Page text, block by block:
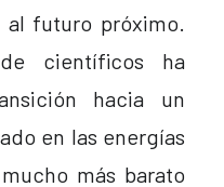
futuro próximo.
científicos ha
hacia un
en las energías
más barato